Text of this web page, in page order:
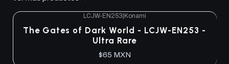
LCJW-EN253 Konami
The Gates of Dark World - LCJW-EN253 -
Ultra Rare
$65 MXN